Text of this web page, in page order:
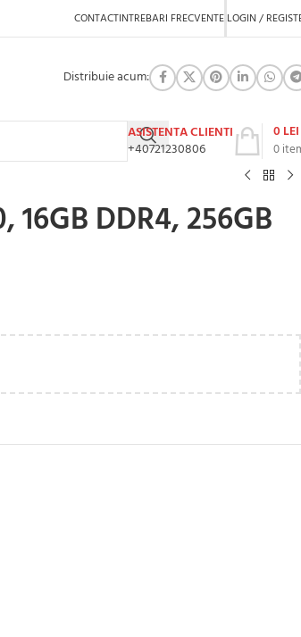
CONTACTINTREBARI FRECVENTE LOGIN /
Distribuie acum:
ASISTENTA CLIENTI
+40721230806
0
0 LEI
DDR4, 256GB